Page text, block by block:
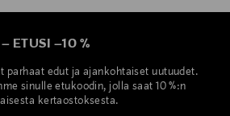
– ETUSI –10 %
parhaat edut ja ajankohtaiset uutuudet.
sinulle etukoodin, jolla saat 10 %:n
kertaostoksesta.